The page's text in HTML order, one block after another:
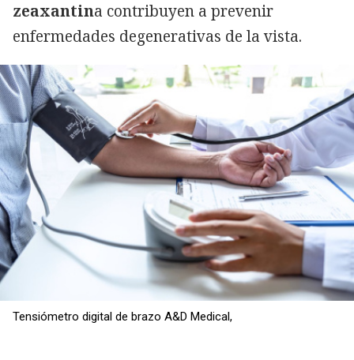
zeaxantina contribuyen a prevenir
enfermedades degenerativas de la vista.
Tensiómetro digital de brazo A&D Medical,